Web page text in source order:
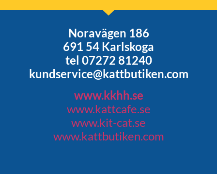
Noravägen 186
691 54 Karlskoga
tel 07272 81240
kundservice@kattbutiken.com
www.kkhh.se
www.kattcafe.se
www.kit-cat.se
www.kattbutiken.com